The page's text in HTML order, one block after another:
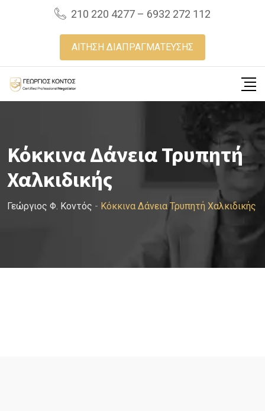
210 220 4277 – 6932 272 112
ΑΙΤΗΣΗ ΔΙΑΠΡΑΓΜΑΤΕΥΣΗΣ
Κόκκινα Δάνεια Τρυπητή
Χαλκιδικής
Γεώργιος Φ. Κοντός - Κόκκινα Δάνεια Τρυπητή Χαλκιδικής